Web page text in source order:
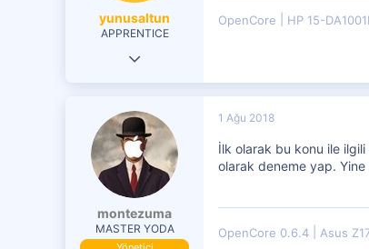
yunusaltun
APPRENTICE
31 Tem 2018
OpenCore HP 15-
montezuma
MASTER YODA
1 Ağu 2018
İlk olarak bu konu ile
olarak deneme yap. Yine
OpenCore 0.6.4 Asus